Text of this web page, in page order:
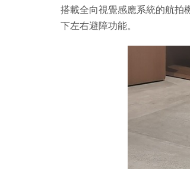
搭載全向視覺感應系統的航拍
下左右避障功能。